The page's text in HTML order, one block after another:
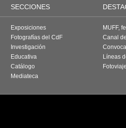
SECCIONES
Exposiciones
Fotografías del CdF
Investigación
Educativa
Catálogo
Mediateca
MUFF,
Canal
Líneas